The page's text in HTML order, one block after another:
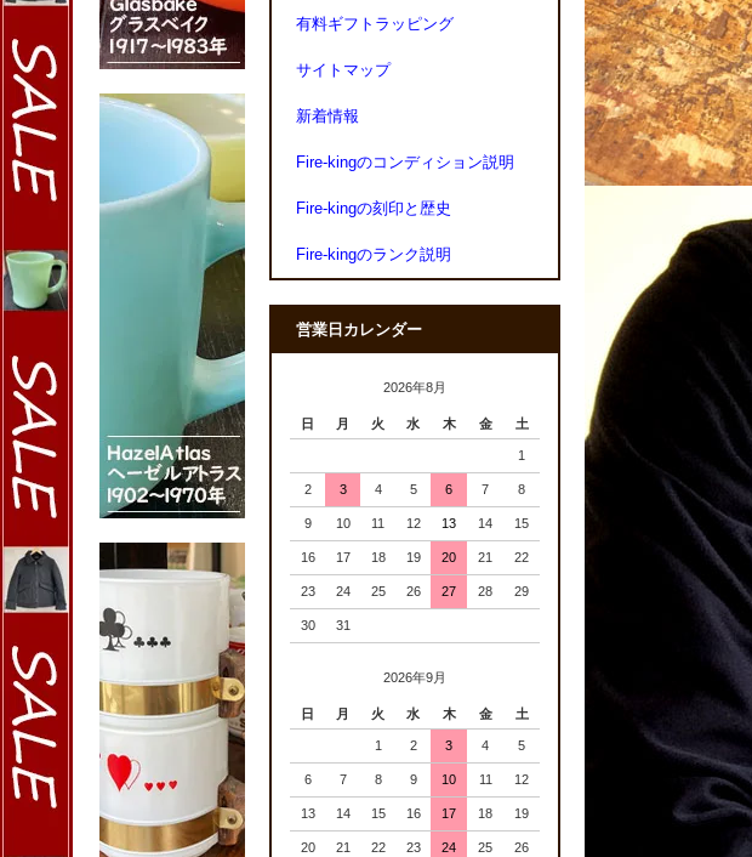
有料ギフトラッピング
サイトマップ
新着情報
Fire-kingのコンディション説明
Fire-kingの刻印と歴史
Fire-kingのランク説明
営業日カレンダー
2026年8月
日 月 火 水 木 金 土
1
2 3 4 5 6 7 8
9 10 11 12 13 14 15
16 17 18 19 20 21 22
23 24 25 26 27 28 29
30 31
2026年9月
日 月 火 水 木 金 土
1 2 3 4 5
6 7 8 9 10 11 12
13 14 15 16 17 18 19
20 21 22 23 24 25 26